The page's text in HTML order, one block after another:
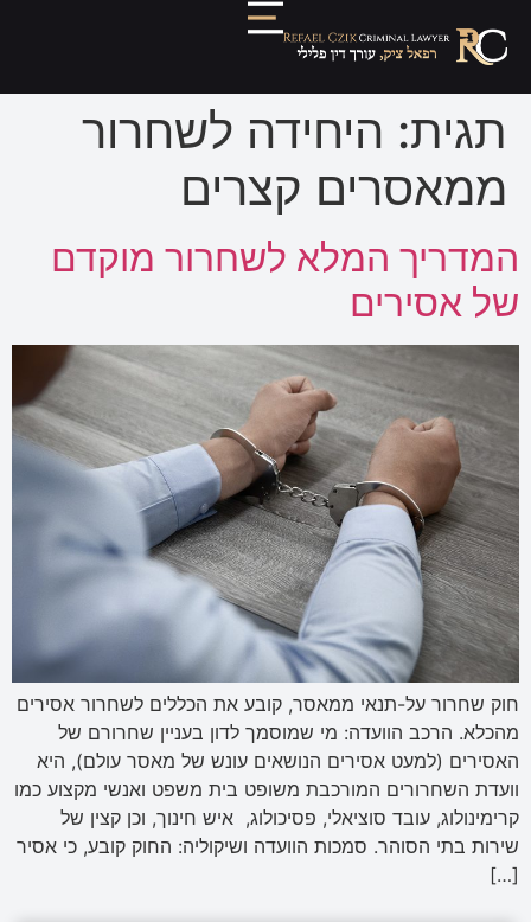
תגית: היחידה לשחרור
ממאסרים קצרים
המדריך המלא לשחרור מוקדם
של אסירים
חוק שחרור על-תנאי ממאסר, קובע את הכללים לשחרור אסירים
מהכלא. הרכב הוועדה: מי שמוסמך לדון בעניין שחרורם של
האסירים (למעט אסירים הנושאים עונש של מאסר עולם), היא
וועדת השחרורים המורכבת משופט בית משפט ואנשי מקצוע כמו
קרימינולוג, עובד סוציאלי, פסיכולוג, איש חינוך, וכן קצין של
שירות בתי הסוהר. סמכות הוועדה ושיקוליה: החוק קובע, כי אסיר
[…]